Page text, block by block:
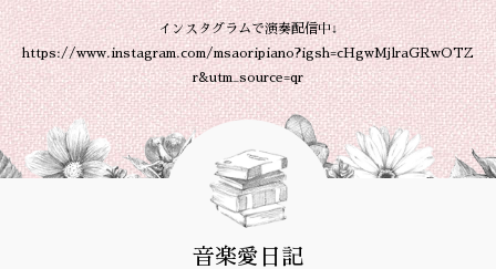
インスタグラムで演奏配信中↓
https://www.instagram.com/msaoripiano?igsh=cHgwMjlraGRwOTZ
r&utm_source=qr
音楽愛日記